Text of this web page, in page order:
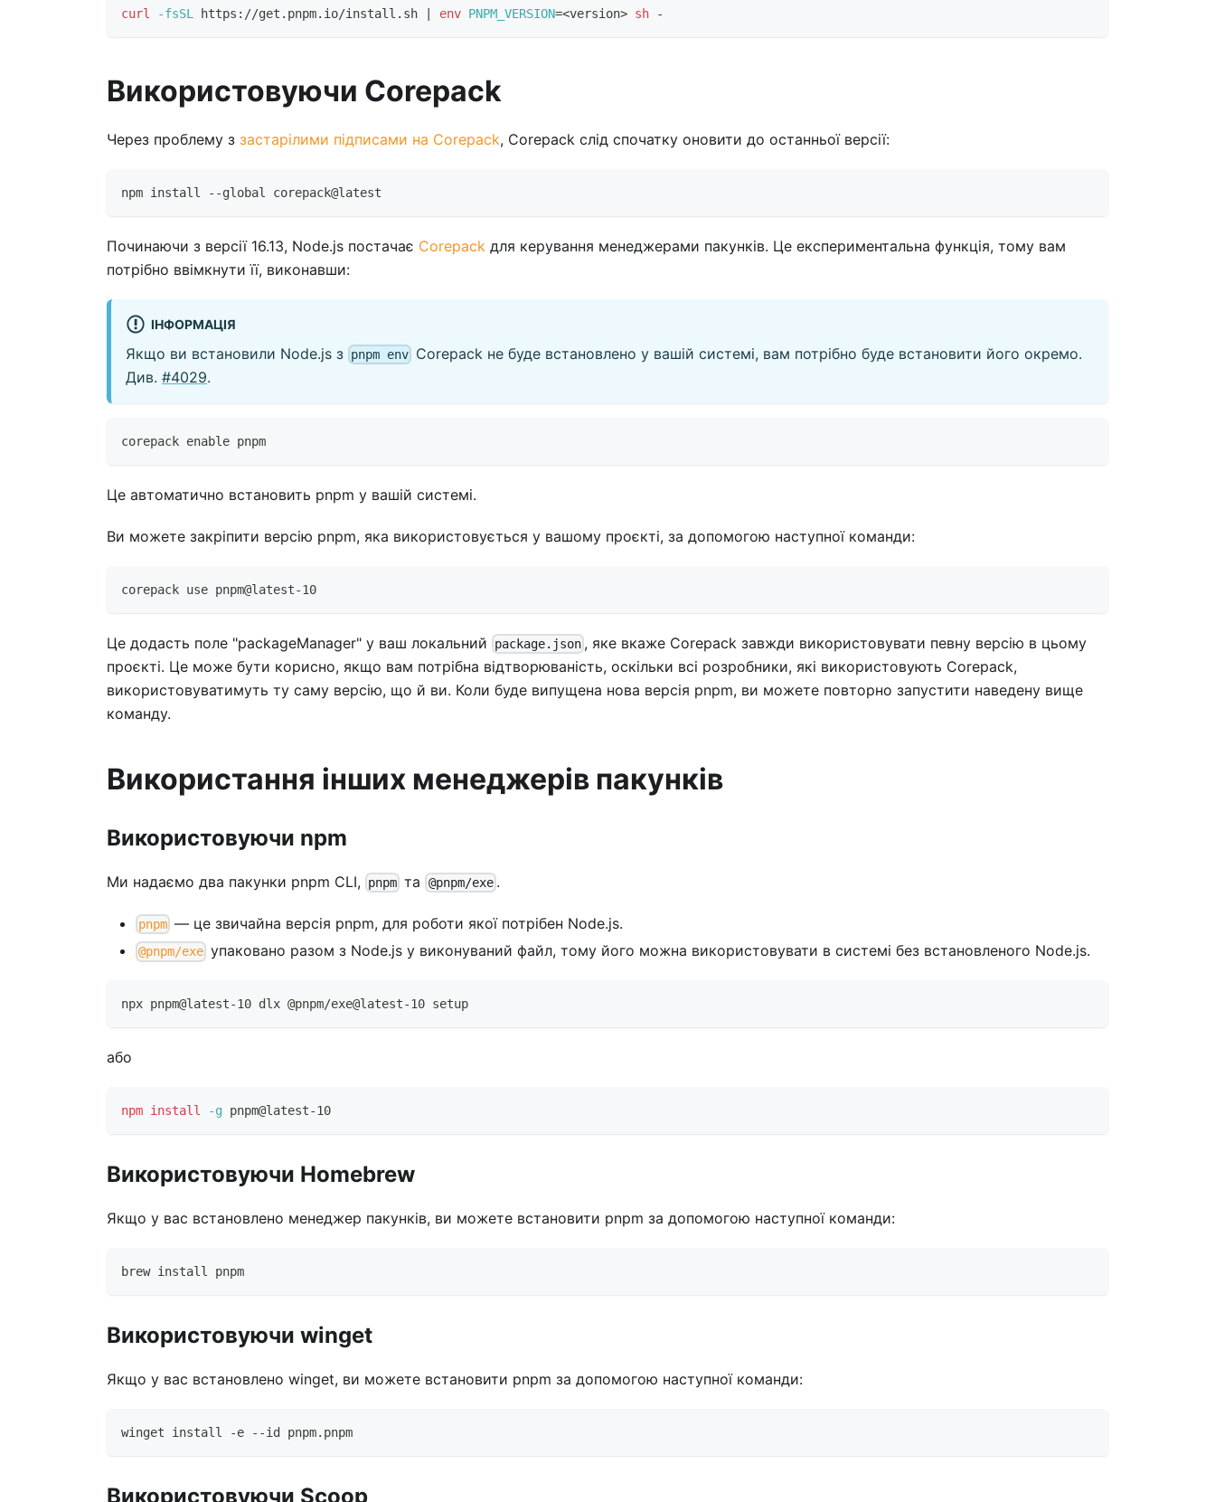
curl -fsSL https://get.pnpm.io/install.sh env PNPM_VERSION=<version> sh -
Використовуючи Corepack
Через проблему з застарілими підписами на Corepack, Corepack слід спочатку оновити до останньої версії:
npm install --global corepack@latest
Починаючи з версії 16.13, Node.js постачає Corepack для керування менеджерами пакунків. Це експериментальна функція, тому вам
потрібно ввімкнути її, виконавши:
ІНФОРМАЦІЯ
Якщо ви встановили Node.js з pnpm env Corepack не буде встановлено у вашій системі, вам потрібно буде встановити його окремо.
Див. #4029.
corepack enable pnpm
Це автоматично встановить pnpm у вашій системі.
Ви можете закріпити версію pnpm, яка використовується у вашому проєкті, за допомогою наступної команди:
corepack use pnpm@latest-10
Це додасть поле "packageManager" у ваш локальний package.json , яке вкаже Corepack завжди використовувати певну версію в цьому
проєкті. Це може бути корисно, якщо вам потрібна відтворюваність, оскільки всі розробники, які використовують Corepack,
використовуватимуть ту саму версію, що й ви. Коли буде випущена нова версія pnpm, ви можете повторно запустити наведену вище
команду.
Використання інших менеджерів пакунків
Використовуючи npm
Ми надаємо два пакунки pnpm CLI, pnpm та @pnpm/exe.
pnpm — це звичайна версія pnpm, для роботи якої потрібен Node.js.
@pnpm/exe упаковано разом з Node.js у виконуваний файл, тому його можна використовувати в системі без встановленого Node.js.
npx pnpm@latest-10 dlx @pnpm/exe@latest-10 setup
або
npm install -g pnpm@latest-10
Використовуючи Homebrew
Якщо у вас встановлено менеджер пакунків, ви можете встановити pnpm за допомогою наступної команди:
brew install pnpm
Використовуючи winget
Якщо у вас встановлено winget, ви можете встановити pnpm за допомогою наступної команди:
winget install -e --id pnpm.pnpm
Використовуючи Scoop